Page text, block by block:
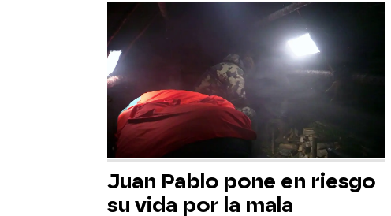
Juan Pablo pone en riesgo
su vida por la mala